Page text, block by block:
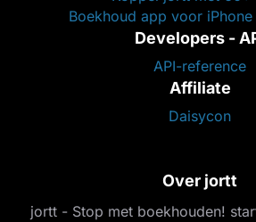
Boekhoud app voor
Developers -
API-reference
Affiliate
Daisycon
Over jortt
jortt - Stop met boekhouden!